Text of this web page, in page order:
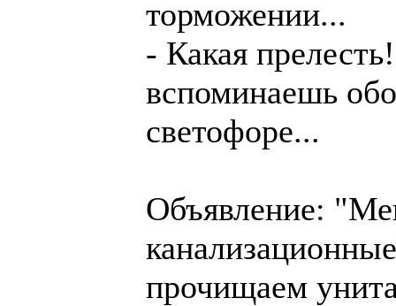
торможении...
- Какая
вспоминаешь
светофоре...
Объявление:
прочищаем